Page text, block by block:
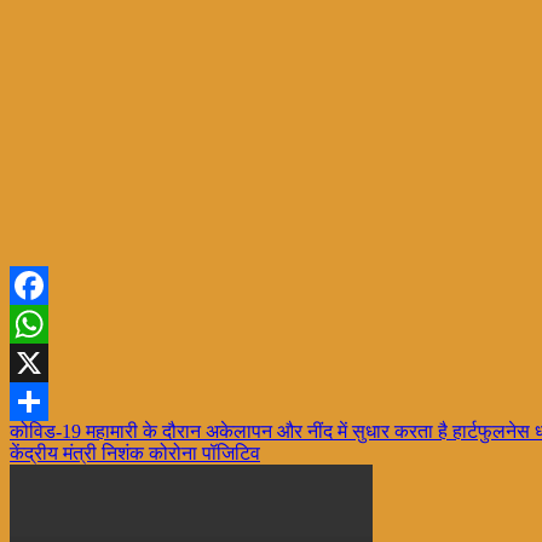
Facebook
WhatsApp
X
Share
Post
navigation
कोविड-19 महामारी के दौरान अकेलापन और नींद में सुधार करता है हार्टफुलनेस
केंद्रीय मंत्री निशंक कोरोना पॉजिटिव